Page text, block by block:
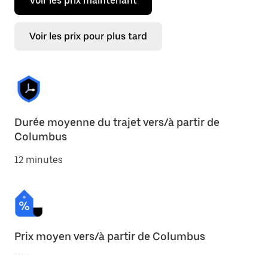
Voir les prix pour plus tard
Durée moyenne du trajet vers/à partir de
Columbus
12 minutes
Prix moyen vers/à partir de Columbus